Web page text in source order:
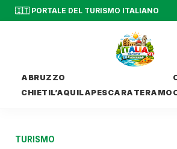
🇮🇹 PORTALE DEL TURISMO ITALIANO
ABRUZZO
CHIETIL’AQUILAPESCARA TERAMO
TURISMO